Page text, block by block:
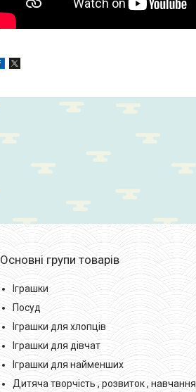
Основні групи товарів
Іграшки
Посуд
Іграшки для хлопців
Іграшки для дівчат
Іграшки для найменших
Дитяча творчість , розвиток , навчання